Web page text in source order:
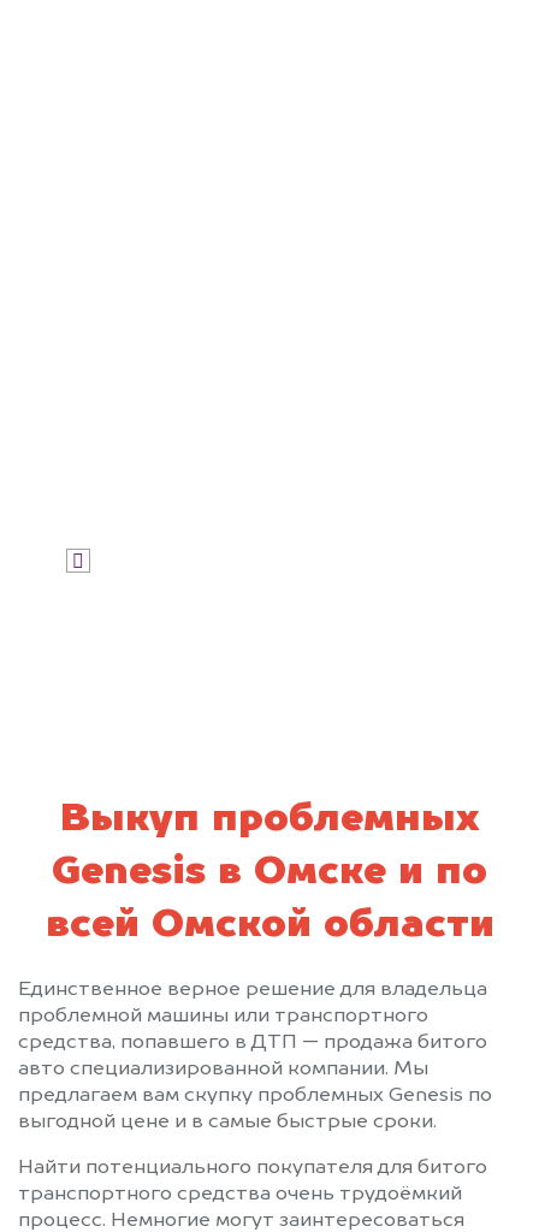
Выкуп проблемных
Genesis в Омске и по
всей Омской области
Единственное верное решение для владельца
проблемной машины или транспортного
средства, попавшего в ДТП — продажа битого
авто специализированной компании. Мы
предлагаем вам скупку проблемных Genesis по
выгодной цене и в самые быстрые сроки.
Найти потенциального покупателя для битого
транспортного средства очень трудоёмкий
процесс. Немногие могут заинтересоваться